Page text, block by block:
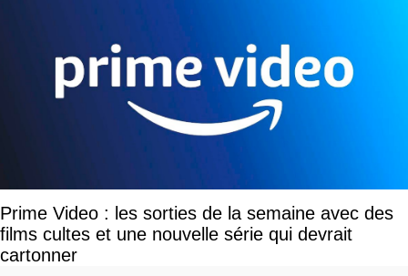
Prime Video : les sorties de la semaine avec des
films cultes et une nouvelle série qui devrait
cartonner